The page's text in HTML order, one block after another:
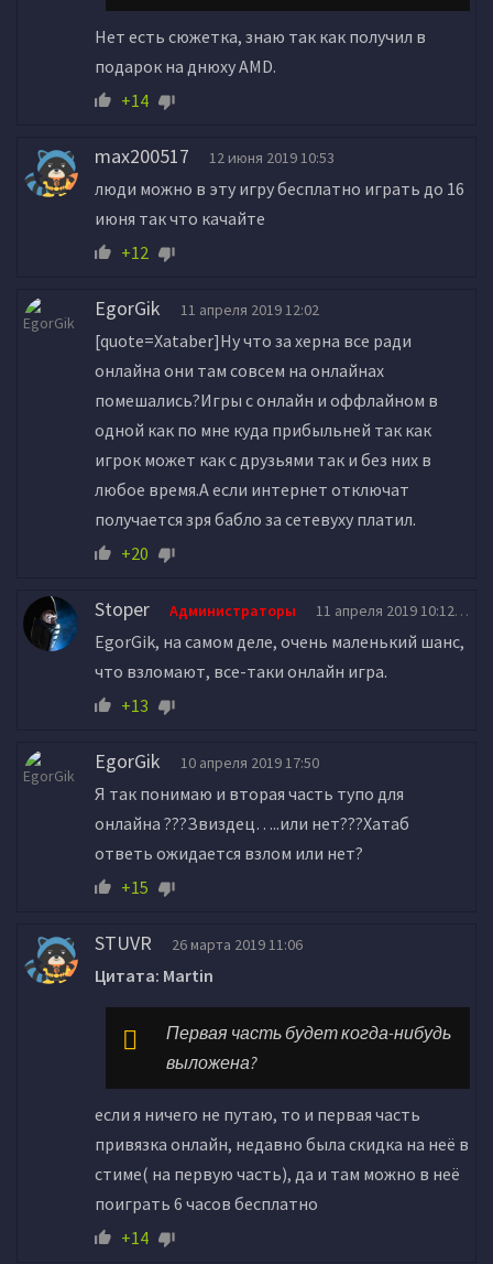
Нет есть сюжетка, знаю так как получил в
подарок на днюху AMD.
+14
max200517 12 июня 2019 10:53
люди можно в эту игру бесплатно играть до 16
июня так что качайте
+12
EgorGik 11 апреля 2019 12:02
[quote=Xataber]Ну что за херна все ради
онлайна они там совсем на онлайнах
помешались?Игры с онлайн и оффлайном в
одной как по мне куда прибыльней так как
игрок может как с друзьями так и без них в
любое время.А если интернет отключат
получается зря бабло за сетевуху платил.
+20
Stoper Администраторы 11 апреля 2019 10:12
EgorGik, на самом деле, очень маленький шанс,
что взломают, все-таки онлайн игра.
+13
EgorGik 10 апреля 2019 17:50
Я так понимаю и вторая часть тупо для
онлайна ???Звиздец…..или нет???Хатаб
ответь ожидается взлом или нет?
+15
STUVR 26 марта 2019 11:06
Цитата: Martin
Первая часть будет когда-нибудь
выложена?
если я ничего не путаю, то и первая часть
привязка онлайн, недавно была скидка на неё в
стиме( на первую часть), да и там можно в неё
поиграть 6 часов бесплатно
+14